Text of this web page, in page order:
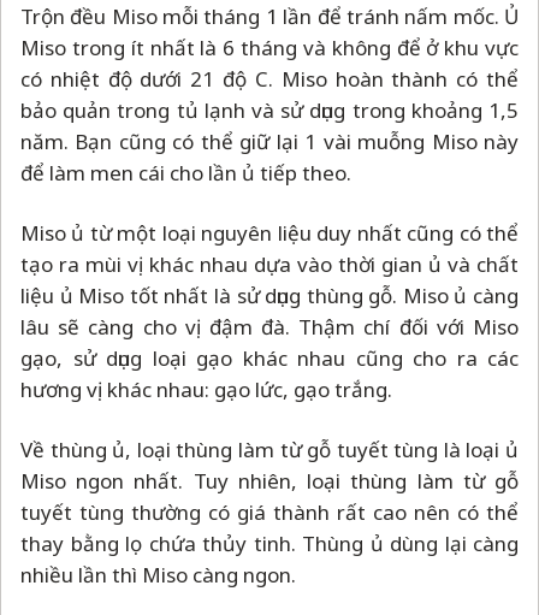
Trộn đều Miso mỗi tháng 1 lần để tránh nấm mốc. Ủ
Miso trong ít nhất là 6 tháng và không để ở khu vực
có nhiệt độ dưới 21 độ C. Miso hoàn thành có thể
bảo quản trong tủ lạnh và sử dụng trong khoảng 1,5
năm. Bạn cũng có thể giữ lại 1 vài muỗng Miso này
để làm men cái cho lần ủ tiếp theo.
Miso ủ từ một loại nguyên liệu duy nhất cũng có thể
tạo ra mùi vị khác nhau dựa vào thời gian ủ và chất
liệu ủ Miso tốt nhất là sử dụng thùng gỗ. Miso ủ càng
lâu sẽ càng cho vị đậm đà. Thậm chí đối với Miso
gạo, sử dụng loại gạo khác nhau cũng cho ra các
hương vị khác nhau: gạo lức, gạo trắng.
Về thùng ủ, loại thùng làm từ gỗ tuyết tùng là loại ủ
Miso ngon nhất. Tuy nhiên, loại thùng làm từ gỗ
tuyết tùng thường có giá thành rất cao nên có thể
thay bằng lọ chứa thủy tinh. Thùng ủ dùng lại càng
nhiều lần thì Miso càng ngon.